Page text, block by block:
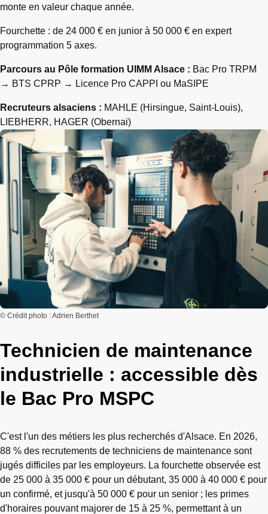
monte en valeur chaque année.
Fourchette : de 24 000 € en junior à 50 000 € en expert
programmation 5 axes.
Parcours au Pôle formation UIMM Alsace : Bac Pro TRPM
→ BTS CPRP → Licence Pro CAPPI ou MaSIPE
Recruteurs alsaciens : MAHLE (Hirsingue, Saint-Louis),
LIEBHERR, HAGER (Obernai)
© Crédit photo : Adrien Berthet
Technicien de maintenance
industrielle : accessible dès
le Bac Pro MSPC
C'est l'un des métiers les plus recherchés d'Alsace. En 2026,
88 % des recrutements de techniciens de maintenance sont
jugés difficiles par les employeurs. La fourchette observée est
de 25 000 à 35 000 € pour un débutant, 35 000 à 40 000 € pour
un confirmé, et jusqu'à 50 000 € pour un senior ; les primes
d'horaires pouvant majorer de 15 à 25 %, permettant à un